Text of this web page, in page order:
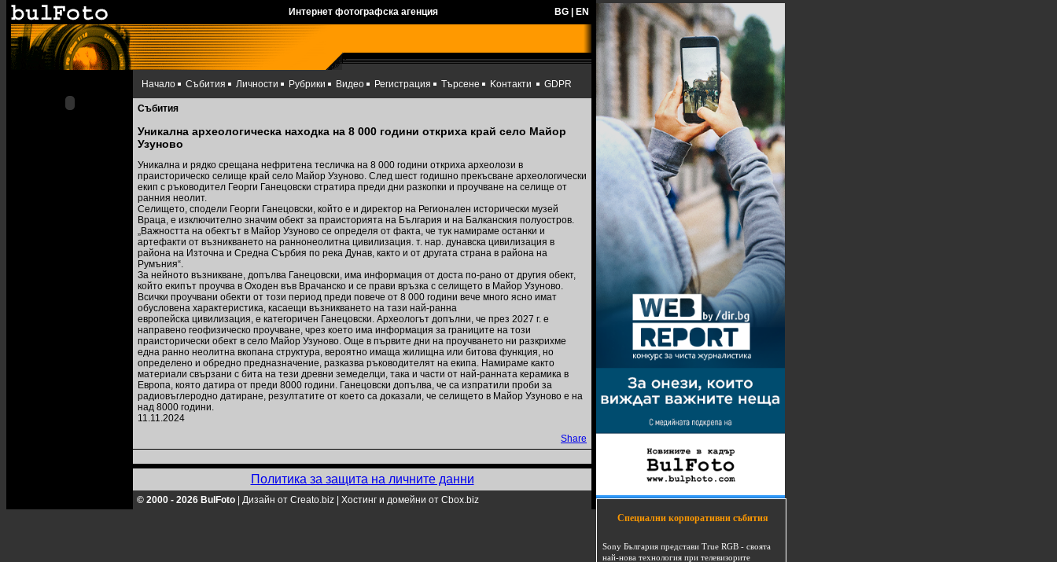
Интернет фотографска агенция BG EN
Начало Събития Личности Рубрики Видео Регистрация Търсене Kонтакти GDPR
Събития
Уникална археологическа находка на 8 000 години откриха край село Майор
Узуново
Уникална и рядко срещана нефритена тесличка на 8 000 години откриха археолози в
праисторическо селище край село Майор Узуново. След шест годишно прекъсване археологически
екип с ръководител Георги Ганецовски стратира преди дни разкопки и проучване на селище от
ранния неолит.
Селището, сподели Георги Ганецовски, който е и директор на Регионален исторически музей
Враца, е изключително значим обект за праисторията на България и на Балканския полуостров.
„Важността на обектът в Майор Узуново се определя от факта, че тук намираме останки и
артефакти от възникването на раннонеолитна цивилизация. т. нар. дунавска цивилизация в
района на Източна и Средна Сърбия по река Дунав, както и от другата страна в района на
Румъния“.
За нейното възникване, допълва Ганецовски, има информация от доста по-рано от другия обект,
който екипът проучва в Оходен във Врачанско и се прави връзка с селището в Майор Узуново.
Всички проучвани обекти от този период преди повече от 8 000 години вече много ясно имат
обусловена характеристика, касаещи възникването на тази най-ранна
европейска цивилизация, е категоричен Ганецовски. Археологът допълни, че през 2027 г. е
направено геофизическо проучване, чрез което има информация за границите на този
праисторически обект в село Майор Узуново. Още в първите дни на проучването ни разкрихме
една ранно неолитна вкопана структура, вероятно имаща жилищна или битова функция, но
определено и обредно предназначение, разказва ръководителят на екипа. Намираме както
материали свързани с бита на тези древни земеделци, така и части от най-ранната керамика в
Европа, която датира от преди 8000 години. Ганецовски допълва, че са изпратили проби за
радиовъглеродно датиране, резултатите от което са доказали, че селището в Майор Узуново е на
над 8000 години.
11.11.2024
Share
Политика за защита на личните данни
© 2000 - 2026 BulFoto Дизайн от Creato.biz
Хостинг и домейни от Cbox.biz
Специални корпоративни събития
Sony България представи True RGB - своята
най-нова технология при телевизорите